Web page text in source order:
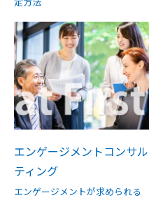
エンゲージメントコンサル
ティング
エンゲージメントが求められる